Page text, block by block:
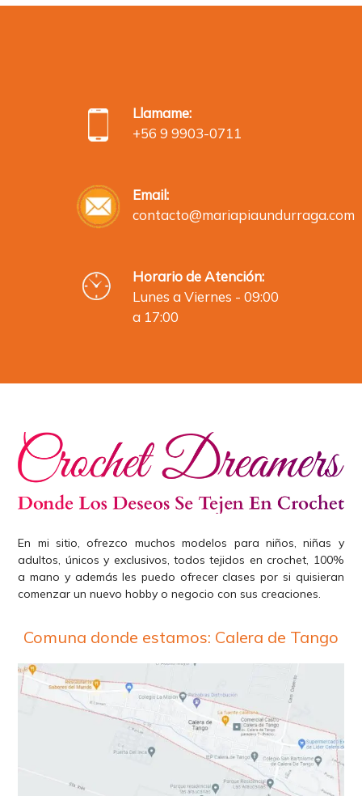
Llamame:
+56 9 9903-0711
Email:
contacto@mariapiaundurraga.com
Horario de Atención:
Lunes a Viernes - 09:00
a 17:00
En mi sitio, ofrezco muchos modelos para niños, niñas y
adultos, únicos y exclusivos, todos tejidos en crochet, 100%
a mano y además les puedo ofrecer clases por si quisieran
comenzar un nuevo hobby o negocio con sus creaciones.
Comuna donde estamos: Calera de Tango